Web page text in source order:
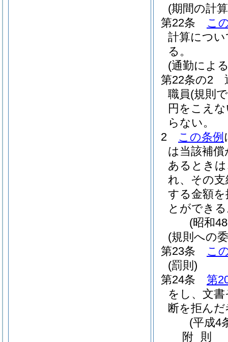
(期間の計
第22条
こ
計算につ
る。
(通勤によ
第22条の2
職員(規則
円をこえ
らない。
2
この条例
は当該補
あるとき
れ、その
する金額
とができ
(昭和
(規則への
第23条
こ
(罰則)
第24条
第
をし、文
断を拒ん
(平成4
附 則